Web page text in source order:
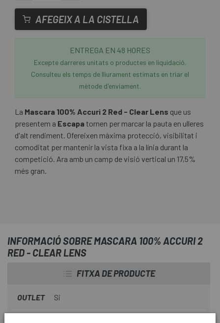
AFEGEIX A LA CISTELLA
ENTREGA EN 48 HORES
Excepte darreres unitats o productes en liquidació.
Consulteu els temps de lliurament estimats en triar el
mètode d'enviament.
La Mascara 100% Accuri 2 Red - Clear Lens que us
presentem a Escapatornen per marcar la pauta en ulleres
d'alt rendiment. Ofereixen màxima protecció, visibilitat i
comoditat per mantenir la vista fixa a la línia durant la
competició. Ara amb un camp de visió vertical un 17,5%
més gran.
INFORMACIÓ SOBRE MASCARA 100% ACCURI 2
RED - CLEAR LENS
FITXA DE PRODUCTE
OUTLET Si